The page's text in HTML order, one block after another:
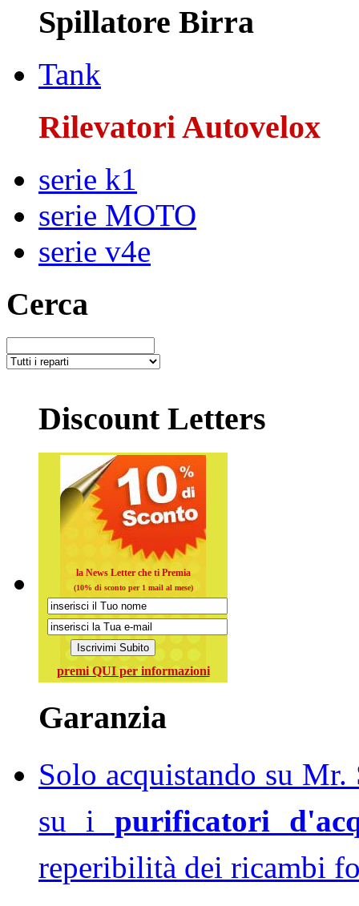
Spillatore Birra
Tank
Rilevatori Autovelox
serie k1
serie MOTO
serie v4e
Cerca
Discount Letters
la News Letter che ti Premia
(10% di sconto per 1 mail al mese)
premi QUI per informazioni
Garanzia
Solo acquistando su
su i purificatori
reperibilità dei ricambi